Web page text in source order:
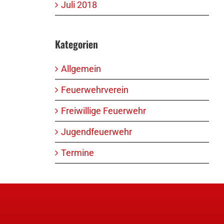
Juli 2018
Kategorien
Allgemein
Feuerwehrverein
Freiwillige Feuerwehr
Jugendfeuerwehr
Termine